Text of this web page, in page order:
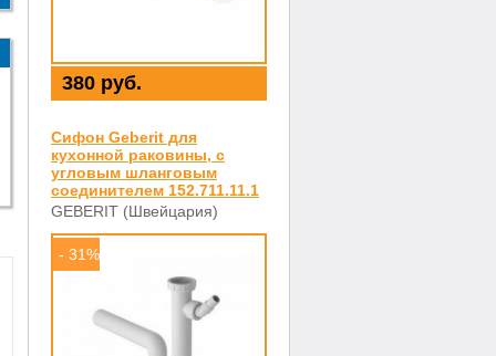
380 руб.
Сифон Geberit для
кухонной раковины, с
угловым шланговым
соединителем 152.711.11.1
GEBERIT (Швейцария)
- 31%